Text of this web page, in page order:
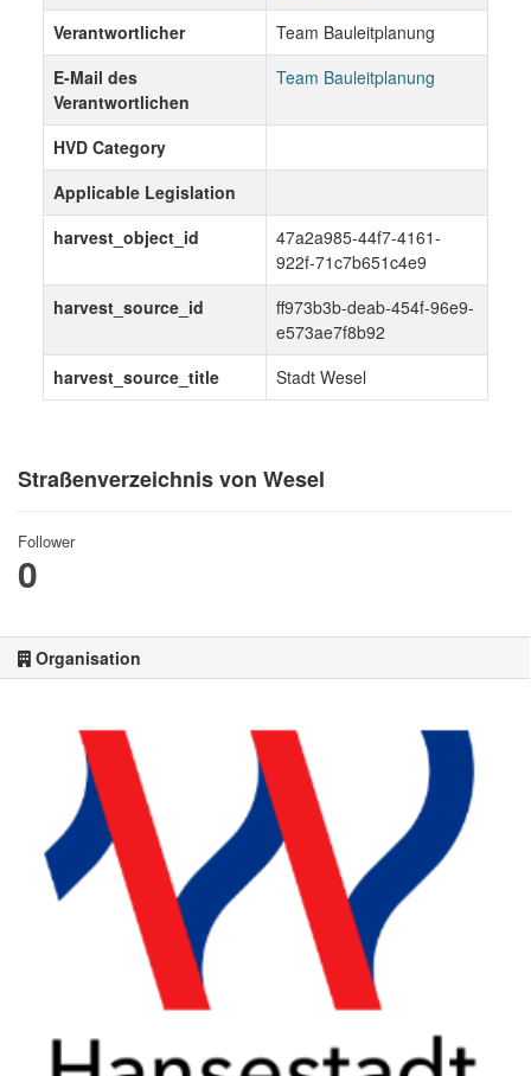
Straßenverzeichnis von Wesel
Follower
0
Organisation
Verantwortlicher
Team Bauleitplanung
E-Mail des
Verantwortlichen
Team Bauleitplanung
HVD Category
Applicable Legislation
harvest_object_id
47a2a985-44f7-4161-
922f-71c7b651c4e9
harvest_source_id
ff973b3b-deab-454f-96e9-
e573ae7f8b92
harvest_source_title
Stadt Wesel